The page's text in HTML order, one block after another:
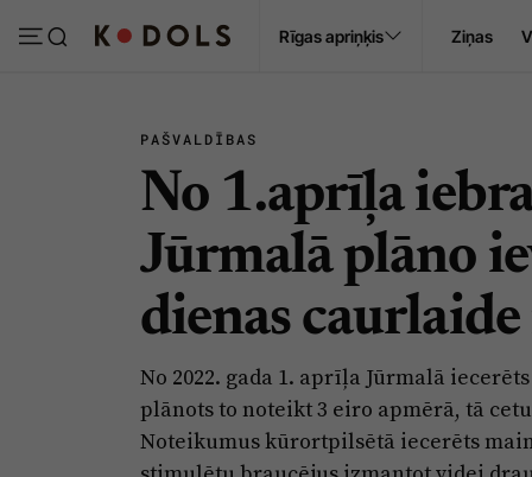
Rīgas apriņķis Ziņas
PAŠVALDĪBAS
No 1.aprīļa
Jūrmalā plāno
dienas
No 2022. gada 1. aprīļa Jūrmalā
plānots to noteikt 3 eiro apmērā, tā
Noteikumus kūrortpilsētā iecerēts